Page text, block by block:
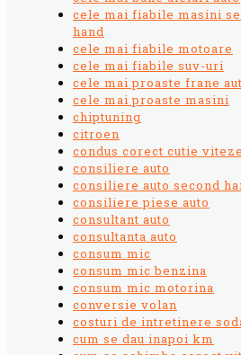
cele mai fiabile masini
hand
cele mai fiabile motoare
cele mai fiabile suv-uri
cele mai proaste frane
cele mai proaste masini
chiptuning
citroen
condus corect cutie
consiliere auto
consiliere auto second
consiliere piese auto
consultant auto
consultanta auto
consum mic
consum mic benzina
consum mic motorina
conversie volan
costuri de intretinere
cum se dau inapoi km